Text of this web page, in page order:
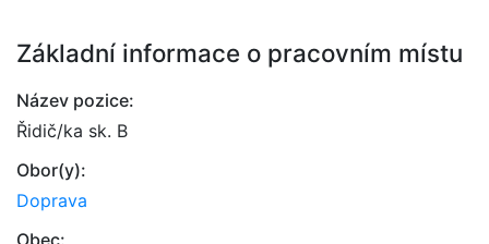
Základní informace o pracovním místu
Název pozice:
Řidič/ka sk. B
Obor(y):
Doprava
Obec: